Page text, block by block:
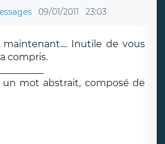
09/01/2011 23:03
Inutile de vous
compris.
mot abstrait, composé de